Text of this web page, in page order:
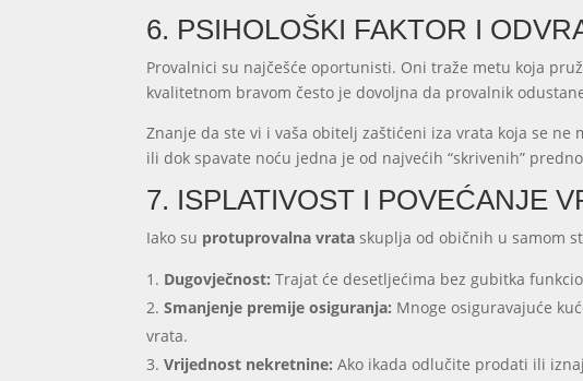
6. PSIHOLOŠKI FAKTOR I
Provalnici su najčešće oportunisti. Oni traže metu koja
kvalitetnom bravom često je dovoljna da provalnik
Znanje da ste vi i vaša obitelj zaštićeni iza vrata koja se
ili dok spavate noću jedna je od najvećih “skrivenih”
7. ISPLATIVOST I POVEĆANJE
Iako su protuprovalna vrata skuplja od običnih u samom
Dugovječnost: Trajat će desetljećima bez gubitka
Smanjenje premije osiguranja: Mnoge osiguravajuće
vrata.
Vrijednost nekretnine: Ako ikada odlučite prodati ili